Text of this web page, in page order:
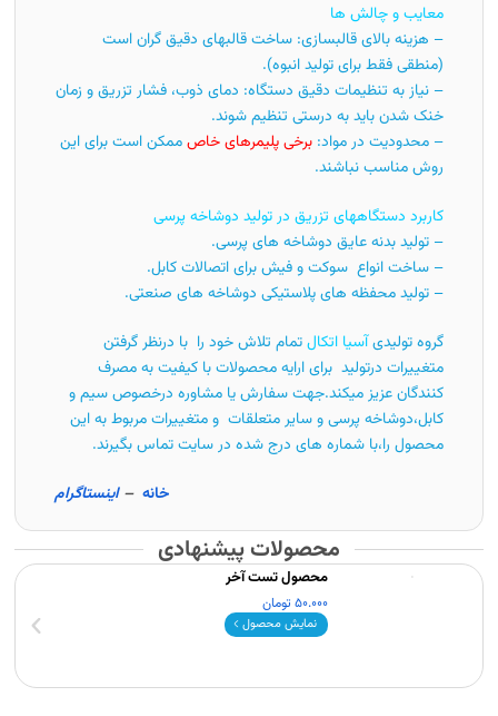
معایب و چالش ها
– هزینه بالای قالبسازی: ساخت قالبهای دقیق گران است
(منطقی فقط برای تولید انبوه).
– نیاز به تنظیمات دقیق دستگاه: دمای ذوب، فشار تزریق و زمان
خنک شدن باید به درستی تنظیم شوند.
– محدودیت در مواد:برخی پلیمرهای خاصممکن است برای این
روش مناسب نباشند.
کاربرد دستگاههای تزریق در تولید دوشاخه پرسی
– تولید بدنه عایق دوشاخه های پرسی.
– ساخت انواع سوکت و فیش برای اتصالات کابل.
– تولید محفظه های پلاستیکی دوشاخه های صنعتی.
گروه تولیدیآسیا اتکالتمام تلاش خود را با درنظر گرفتن
متغییرات درتولید برای ارایه محصولات با کیفیت به مصرف
کنندگان عزیز میکند.جهت سفارش یا مشاوره درخصوص سیم و
کابل،دوشاخه پرسی و سایر متعلقات و متغییرات مربوط به این
محصول را،با شماره های درج شده در سایت تماس بگیرند.
خانه –اینستاگرام
محصولات پیشنهادی
محصول تست آخر
50.000 تومان
نمایش محصول